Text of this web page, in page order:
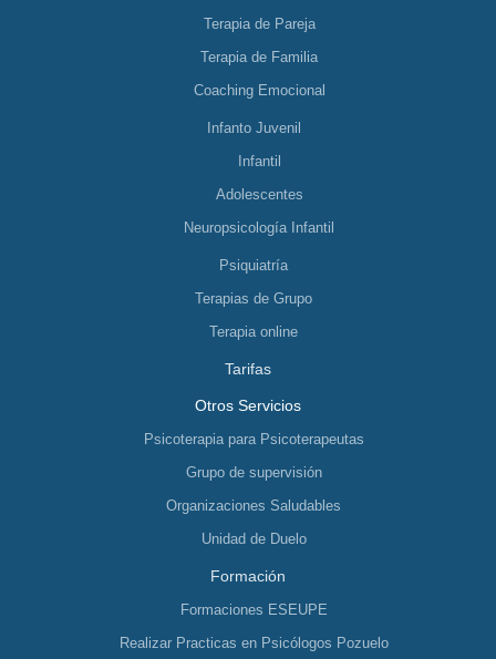
Terapia de Pareja
Terapia de Familia
Coaching Emocional
Infanto Juvenil
Infantil
Adolescentes
Neuropsicología Infantil
Psiquiatría
Terapias de Grupo
Terapia online
Tarifas
Otros Servicios
Psicoterapia para Psicoterapeutas
Grupo de supervisión
Organizaciones Saludables
Unidad de Duelo
Formación
Formaciones ESEUPE
Realizar Practicas en Psicólogos Pozuelo